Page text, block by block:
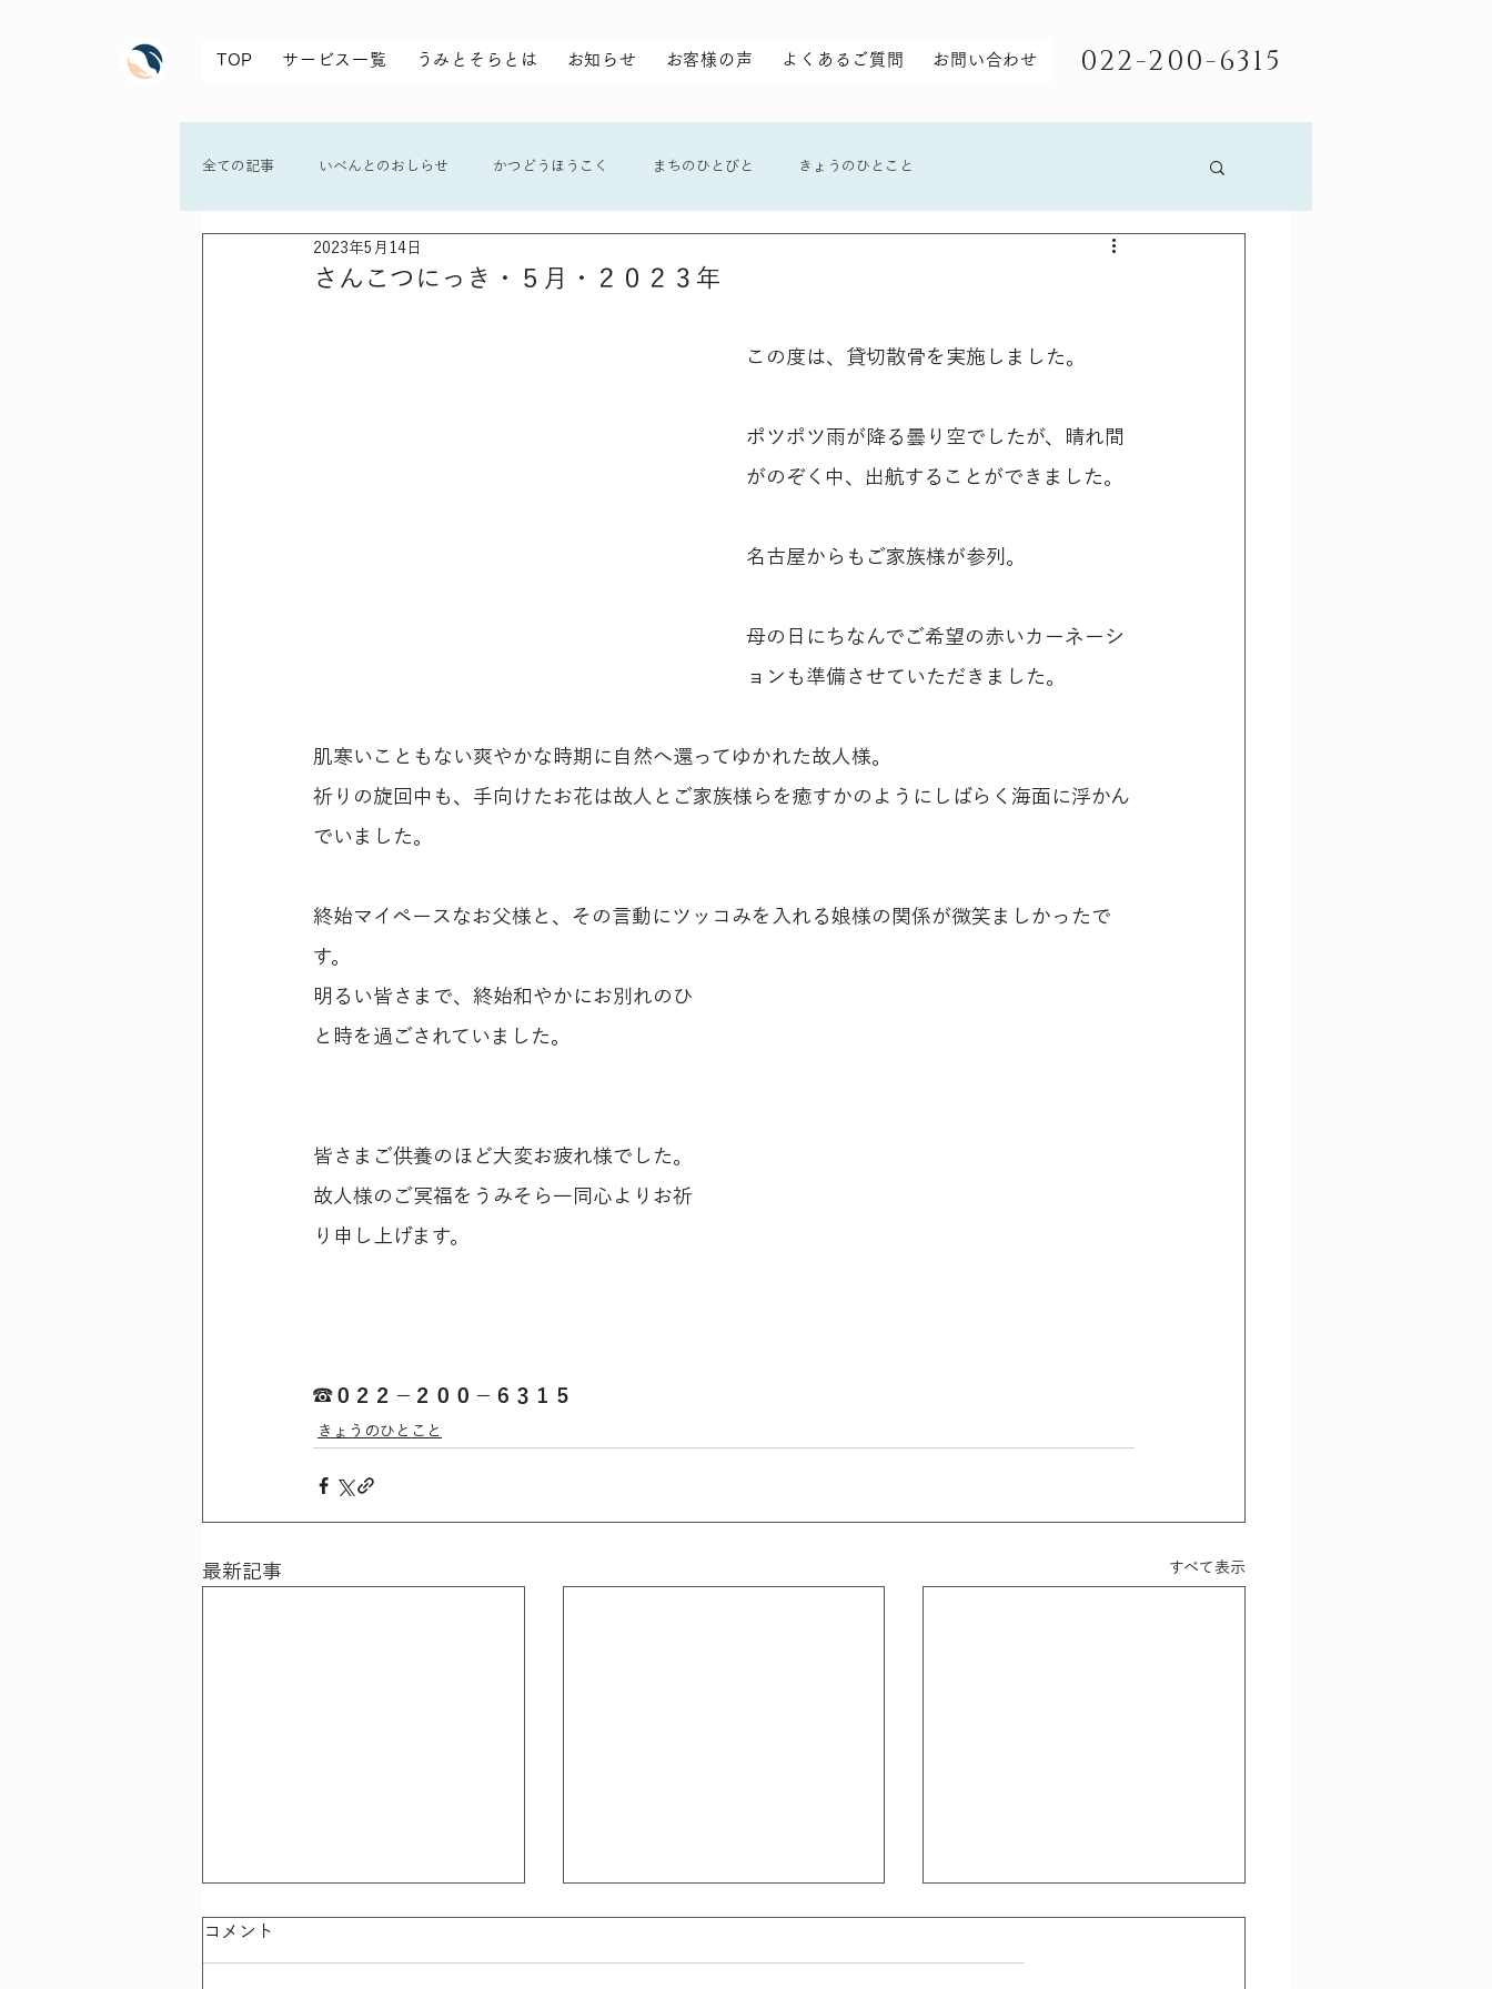
TOP サービス一覧 うみとそらとは お知らせ お客様の声 よくあるご質問 お問い合わせ 022-200-6315
全ての記事 いべんとのおしらせ かつどうほうこく まちのひとびと きょうのひとこと
さんこつにっき・５月・２０２３年
2023年5月14日
この度は、貸切散骨を実施しました。
ポツポツ雨が降る曇り空でしたが、晴れ間
がのぞく中、出航することができました。
名古屋からもご家族様が参列。
母の日にちなんでご希望の赤いカーネーシ
ョンも準備させていただきました。
肌寒いこともない爽やかな時期に自然へ還ってゆかれた故人様。
祈りの旋回中も、手向けたお花は故人とご家族様らを癒すかのようにしばらく海面に浮かん
でいました。
終始マイペースなお父様と、その言動にツッコみを入れる娘様の関係が微笑ましかったで
す。
明るい皆さまで、終始和やかにお別れのひ
と時を過ごされていました。
皆さまご供養のほど大変お疲れ様でした。
故人様のご冥福をうみそら一同心よりお祈
り申し上げます。
☎０２２－２００－６３１５
きょうのひとこと
最新記事 すべて表示
コメント